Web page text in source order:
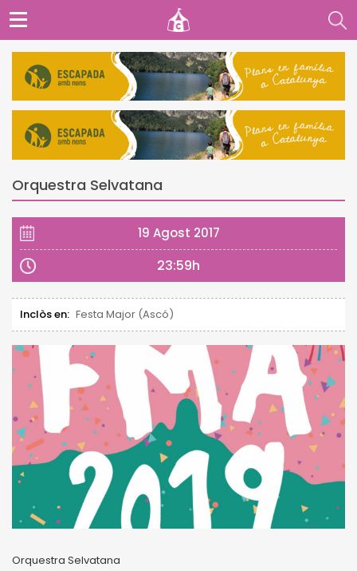
Orquestra Selvatana
19 Agost 2017
23:59h
Inclòs en: Festa Major (Ascó)
Orquestra Selvatana